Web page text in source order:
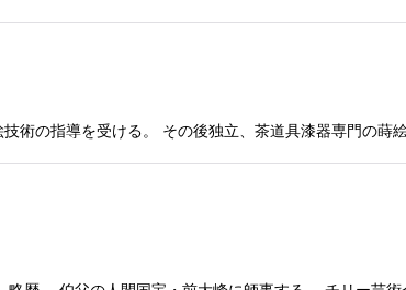
の指導を受ける。 その後独立、茶道具漆器専門の蒔